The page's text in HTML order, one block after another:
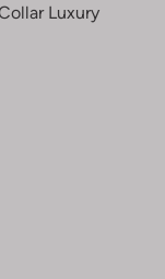
Luxury